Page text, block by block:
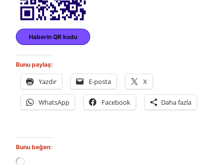
Haberin QR kodu
Bunu paylaş:
Yazdır E-posta X
WhatsApp Facebook Daha fazla
Bunu beğen:
Y